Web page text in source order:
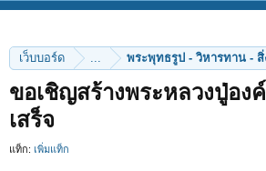
เว็บบอร์ด ... พระพุทธรูป - วิหารทาน - สิ่ง
ขอเชิญสร้างพระหลวงปู่อง
เสร็จ
แท็ก: เพิ่มแท็ก